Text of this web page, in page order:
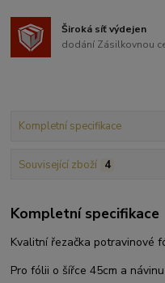
Široká síť výdejen
dodání Zásilkovnou
Kompletní specifikace
Související zboží 4
Kompletní specifikace
Kvalitní řezačka potravinové
Pro fólii o šířce 45cm a